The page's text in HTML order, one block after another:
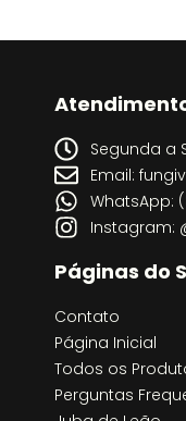
Segunda a
Email:
WhatsApp:
Instagram:
Páginas do
Contato
Página Inicial
Todos os
Perguntas